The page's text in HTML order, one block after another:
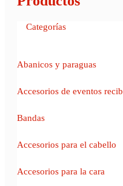
Categorías
Abanicos y paraguas
Accesorios de eventos
Bandas
Accesorios para el cabello
Accesorios para la cara